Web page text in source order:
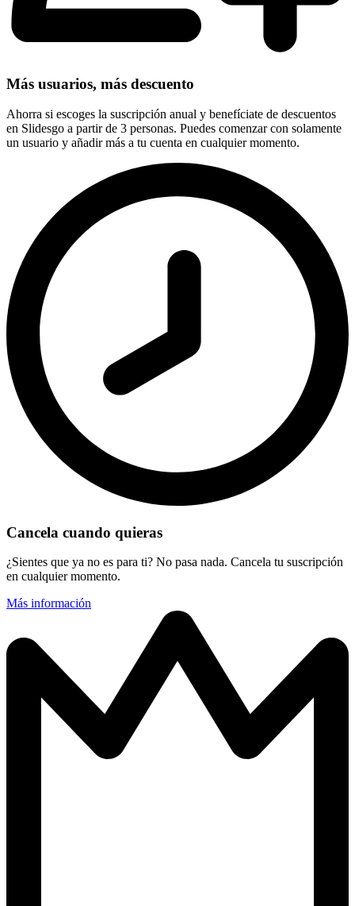
Más usuarios, más descuento
Ahorra si escoges la suscripción anual y benefíciate de descuentos
en Slidesgo a partir de 3 personas. Puedes comenzar con solamente
un usuario y añadir más a tu cuenta en cualquier momento.
Cancela cuando quieras
¿Sientes que ya no es para ti? No pasa nada. Cancela tu suscripción
en cualquier momento.
Más información